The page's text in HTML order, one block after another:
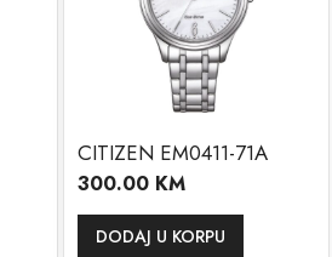
CITIZEN EM0411-71A
300.00 KM
DODAJ U KORPU